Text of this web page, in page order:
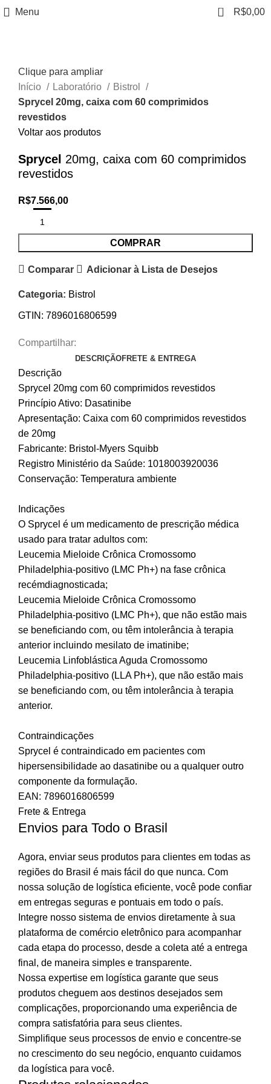
Menu 0 R$0,00
Clique para ampliar
Início
Laboratório
Bistrol
Sprycel 20mg, caixa com 60 comprimidos
revestidos
Voltar aos produtos
Sprycel 20mg, caixa com 60 comprimidos
revestidos
R$7.566,00
COMPRAR
Comparar Adicionar à Lista de Desejos
Categoria: Bistrol
GTIN: 7896016806599
Compartilhar:
DESCRIÇÃOFRETE & ENTREGA
Descrição
Sprycel 20mg com 60 comprimidos revestidos
Princípio Ativo: Dasatinibe
Apresentação: Caixa com 60 comprimidos revestidos
de 20mg
Fabricante: Bristol-Myers Squibb
Registro Ministério da Saúde: 1018003920036
Conservação: Temperatura ambiente
Indicações
O Sprycel é um medicamento de prescrição médica
usado para tratar adultos com:
Leucemia Mieloide Crônica Cromossomo
Philadelphia-positivo (LMC Ph+) na fase crônica
recémdiagnosticada;
Leucemia Mieloide Crônica Cromossomo
Philadelphia-positivo (LMC Ph+), que não estão mais
se beneficiando com, ou têm intolerância à terapia
anterior incluindo mesilato de imatinibe;
Leucemia Linfoblástica Aguda Cromossomo
Philadelphia-positivo (LLA Ph+), que não estão mais
se beneficiando com, ou têm intolerância à terapia
anterior.
Contraindicações
Sprycel é contraindicado em pacientes com
hipersensibilidade ao dasatinibe ou a qualquer outro
componente da formulação.
EAN: 7896016806599
Frete & Entrega
Envios para Todo o Brasil
Agora, enviar seus produtos para clientes em todas as
regiões do Brasil é mais fácil do que nunca. Com
nossa solução de logística eficiente, você pode confiar
em entregas seguras e pontuais em todo o país.
Integre nosso sistema de envios diretamente à sua
plataforma de comércio eletrônico para acompanhar
cada etapa do processo, desde a coleta até a entrega
final, de maneira simples e transparente.
Nossa expertise em logística garante que seus
produtos cheguem aos destinos desejados sem
complicações, proporcionando uma experiência de
compra satisfatória para seus clientes.
Simplifique seus processos de envio e concentre-se
no crescimento do seu negócio, enquanto cuidamos
da logística para você.